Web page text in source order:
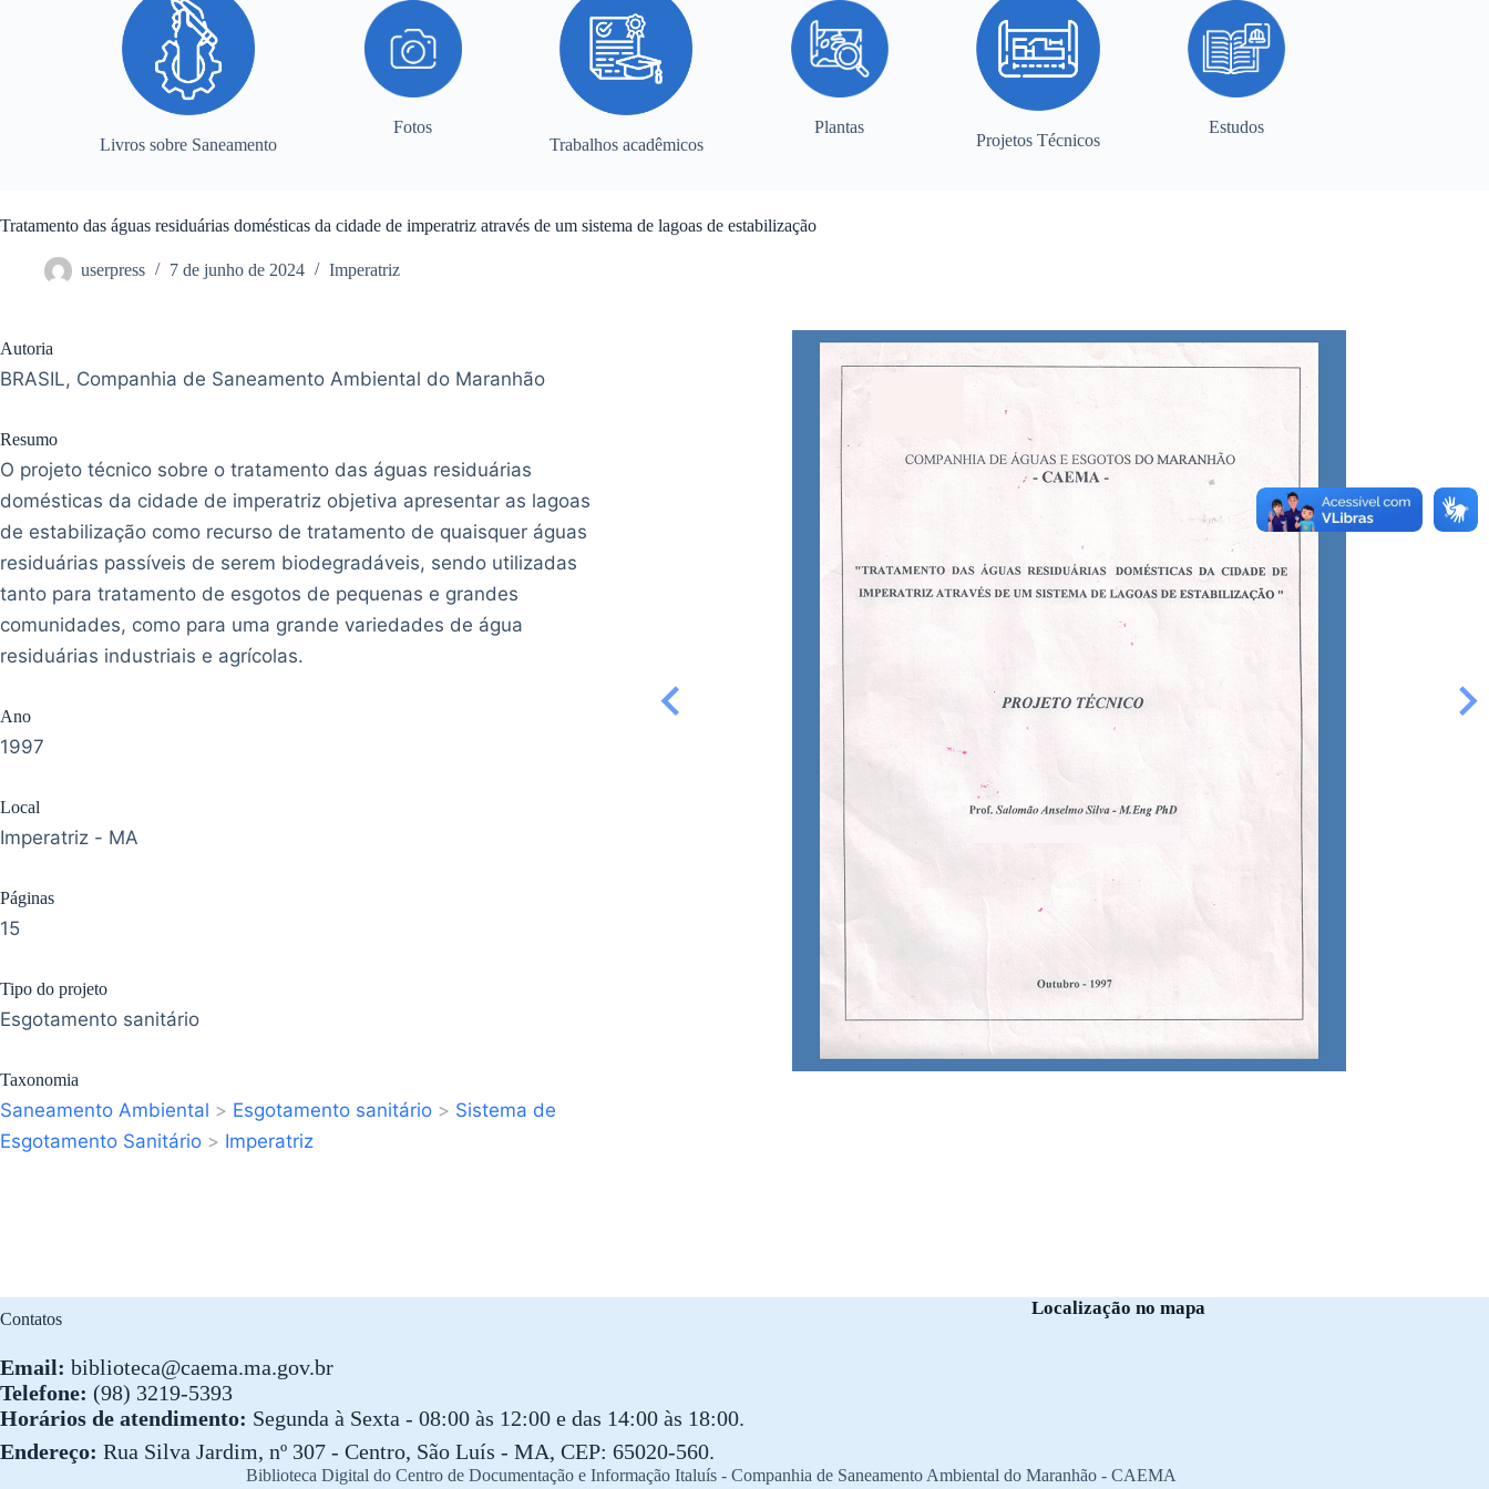
Livros sobre Saneamento
Fotos
Trabalhos acadêmicos
Plantas
Projetos Técnicos
Estudos
Tratamento das águas residuárias domésticas da cidade de imperatriz através de um sistema de lagoas de estabilização
userpress 7 de junho de 2024 Imperatriz
Autoria
BRASIL, Companhia de Saneamento Ambiental do Maranhão
Resumo
O projeto técnico sobre o tratamento das águas residuárias
domésticas da cidade de imperatriz objetiva apresentar as lagoas
de estabilização como recurso de tratamento de quaisquer águas
residuárias passíveis de serem biodegradáveis, sendo utilizadas
tanto para tratamento de esgotos de pequenas e grandes
comunidades, como para uma grande variedades de água
residuárias industriais e agrícolas.
Ano
1997
Local
Imperatriz - MA
Páginas
15
Tipo do projeto
Esgotamento sanitário
Taxonomia
Saneamento Ambiental > Esgotamento sanitário > Sistema de
Esgotamento Sanitário > Imperatriz
Contatos
Email: biblioteca@caema.ma.gov.br
Telefone: (98) 3219-5393
Horários de atendimento: Segunda à Sexta - 08:00 às 12:00 e das 14:00 às 18:00.
Endereço: Rua Silva Jardim, nº 307 - Centro, São Luís - MA, CEP: 65020-560.
Localização no mapa
Biblioteca Digital do Centro de Documentação e Informação Italuís - Companhia de Saneamento Ambiental do Maranhão - CAEMA